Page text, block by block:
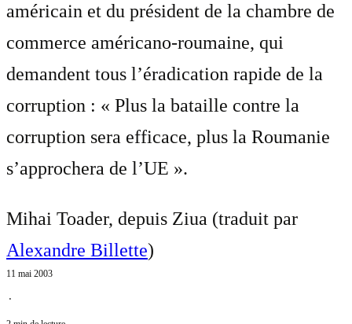
américain et du président de la chambre de
commerce américano-roumaine, qui
demandent tous l’éradication rapide de la
corruption : « Plus la bataille contre la
corruption sera efficace, plus la Roumanie
s’approchera de l’UE ».
Mihai Toader, depuis Ziua (traduit par
Alexandre Billette)
11 mai 2003
⋅